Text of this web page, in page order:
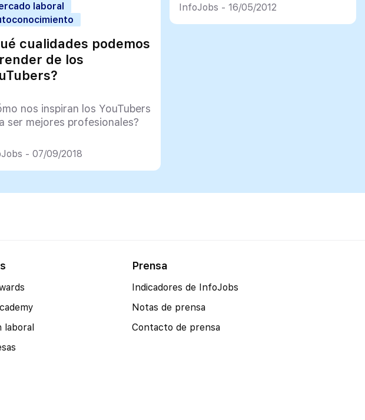
laboral
cualidades podemos
de los
nos inspiran los YouTubers
ser mejores profesionales?
- 07/09/2018
InfoJobs - 16/05/2012
Prensa
Indicadores de InfoJobs
Notas de prensa
Contacto de prensa